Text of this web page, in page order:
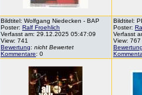
Bildtitel: Wolfgang Niedecken - BAP
Poster: Ralf Froehlich
Verfasst am: 29.12.2025 05:47:09
View: 741
Bewertung: nicht Bewertet
Kommentare: 0
Bildtitel:
Poster:
Verfasst
View: 767